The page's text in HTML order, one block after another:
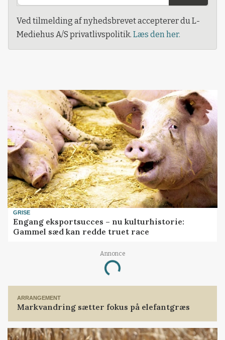
Ved tilmelding af nyhedsbrevet accepterer du L-
Mediehus A/S privatlivspolitik. Læs den her.
GRISE
Engang eksportsucces – nu kulturhistorie:
Gammel sæd kan redde truet race
Annonce
Loading...
ARRANGEMENT
Markvandring sætter fokus på elefantgræs